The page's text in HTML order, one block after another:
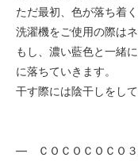
ただ最初、色が落ち着
洗濯機をご使用の際は
もし、濃い藍色と一緒
に落ちていきます。
干す際には陰干しをして
― ＣＯＣＯＣＯＣＯ